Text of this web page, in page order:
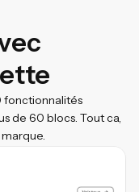
fonctionnalités
de 60 blocs. Tout ca,